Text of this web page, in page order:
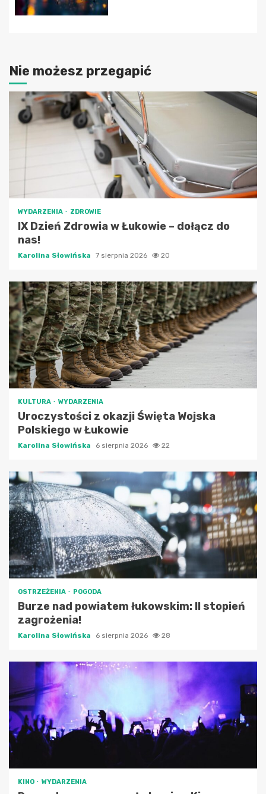
Nie możesz przegapić
WYDARZENIA ZDROWIE
IX Dzień Zdrowia w Łukowie – dołącz do
nas!
Karolina Słowińska 7 sierpnia 2026 20
KULTURA WYDARZENIA
Uroczystości z okazji Święta Wojska
Polskiego w Łukowie
Karolina Słowińska 6 sierpnia 2026 22
OSTRZEŻENIA POGODA
Burze nad powiatem łukowskim: II stopień
zagrożenia!
Karolina Słowińska 6 sierpnia 2026 28
KINO WYDARZENIA